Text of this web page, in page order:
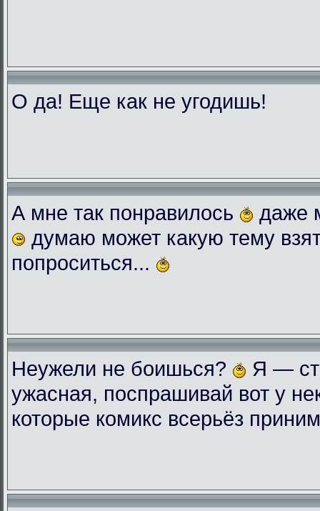
О да! Еще как не угодишь!
А мне так понравилось
даже
думаю может какую тему
попроситься...
Неужели не боишься?
Я —
ужасная, поспрашивай вот у
которые комикс всерьёз